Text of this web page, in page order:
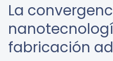
La
fabricación